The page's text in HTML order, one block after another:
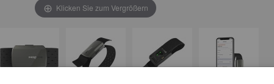
Klicken Sie zum Vergrößern